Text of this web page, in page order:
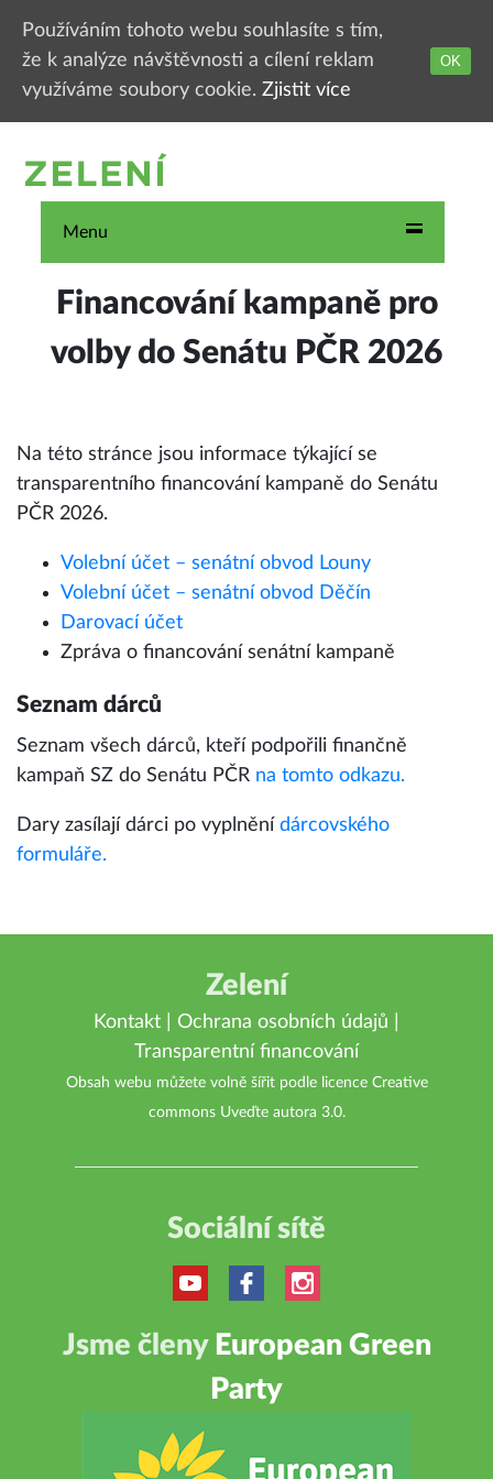
Menu
Financování kampaně pro
volby do Senátu PČR 2026
Na této stránce jsou informace týkající se
transparentního financování kampaně do Senátu
PČR 2026.
Volební účet – senátní obvod Louny
Volební účet – senátní obvod Děčín
Darovací účet
Zpráva o financování senátní kampaně
Seznam dárců
Seznam všech dárců, kteří podpořili finančně
kampaň SZ do Senátu PČR na tomto odkazu.
Dary zasílají dárci po vyplnění dárcovského
formuláře.
Zelení
Kontakt Ochrana osobních údajů
Transparentní financování
Obsah webu můžete volně šířit podle licence Creative
commons Uveďte autora 3.0.
Sociální sítě
Jsme členy European Green
Party
Používáním tohoto webu souhlasíte s tím,
že k analýze návštěvnosti a cílení reklam
využíváme soubory cookie. Zjistit více
OK